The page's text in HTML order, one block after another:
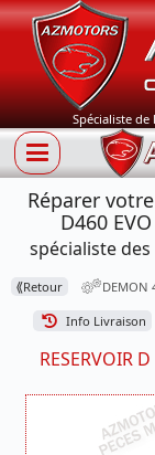
Spécialiste
Réparer votre
D460
spécialiste des
⟪Retour DEMON
Info Livraison
RESERVOIR